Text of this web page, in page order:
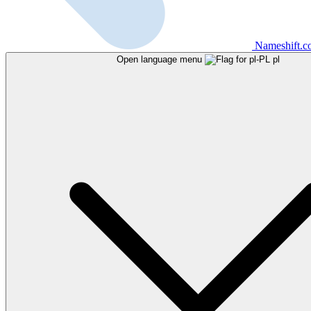
Open language menu pl